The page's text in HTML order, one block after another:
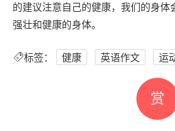
的建议注意自己的健康，我们的身
强壮和健康的身体。
标签： 健康 英语作文 运
赏